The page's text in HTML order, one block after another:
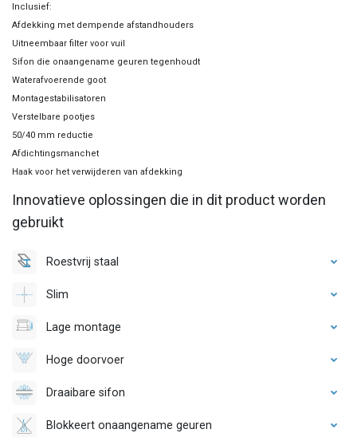
Inclusief:
Afdekking met dempende afstandhouders
Uitneembaar filter voor vuil
Sifon die onaangename geuren tegenhoudt
Waterafvoerende goot
Montagestabilisatoren
Verstelbare pootjes
50/40 mm reductie
Afdichtingsmanchet
Haak voor het verwijderen van afdekking
Innovatieve oplossingen die in dit product worden
gebruikt
Roestvrij staal
Slim
Lage montage
Hoge doorvoer
Draaibare sifon
Blokkeert onaangename geuren